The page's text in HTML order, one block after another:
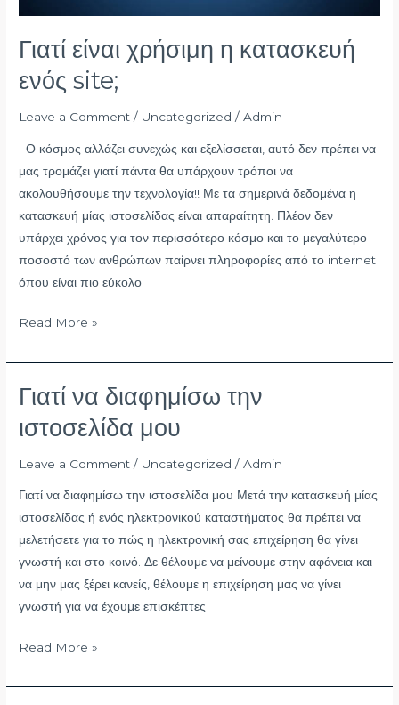
Γιατί είναι χρήσιμη η κατασκευή
ενός site;
Leave a Comment / Uncategorized /Admin
Ο κόσμος αλλάζει συνεχώς και εξελίσσεται, αυτό δεν πρέπει να
μας τρομάζει γιατί πάντα θα υπάρχουν τρόποι να
ακολουθήσουμε την τεχνολογία!! Με τα σημερινά δεδομένα η
κατασκευή μίας ιστοσελίδας είναι απαραίτητη. Πλέον δεν
υπάρχει χρόνος για τον περισσότερο κόσμο και το μεγαλύτερο
ποσοστό των ανθρώπων παίρνει πληροφορίες από το internet
όπου είναι πιο εύκολο
Read More »
Γιατί να διαφημίσω την
ιστοσελίδα μου
Leave a Comment / Uncategorized /Admin
Γιατί να διαφημίσω την ιστοσελίδα μου Μετά την κατασκευή μίας
ιστοσελίδας ή ενός ηλεκτρονικού καταστήματος θα πρέπει να
μελετήσετε για το πώς η ηλεκτρονική σας επιχείρηση θα γίνει
γνωστή και στο κοινό. Δε θέλουμε να μείνουμε στην αφάνεια και
να μην μας ξέρει κανείς, θέλουμε η επιχείρηση μας να γίνει
γνωστή για να έχουμε επισκέπτες
Γιατί
διαφημίσω
την
μου
Read More »